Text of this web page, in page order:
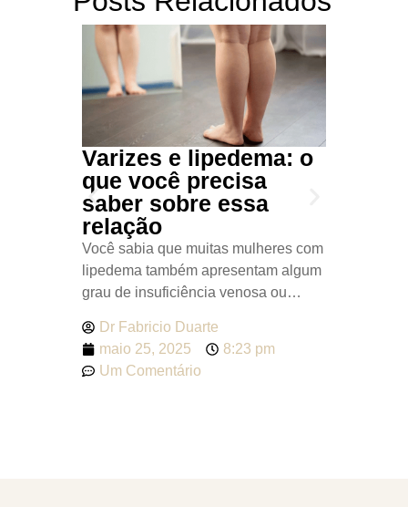
Varizes e lipedema: o
que você precisa
saber sobre essa
relação
Você sabia que muitas mulheres com
lipedema também apresentam algum
grau de insuficiência venosa ou
condição que muitas vezes caminha
ao lado das varizes — e essa
associação, quando não identificada
Dr Fabricio Duarte
maio 25, 2025
8:23 pm
Um Comentário